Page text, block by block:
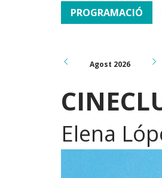
PROGRAMACIÓ
Agost 2026
Elena